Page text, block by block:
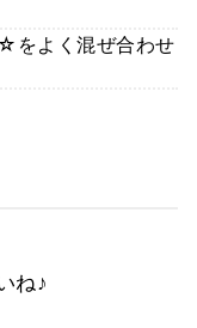
をよく混ぜ合わせ
ね♪